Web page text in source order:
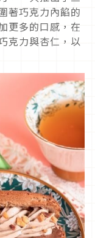
著巧克力內餡的
更多的口感，在
克力與杏仁，以